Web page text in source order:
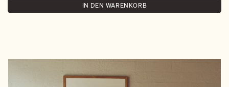
IN DEN WARENKORB